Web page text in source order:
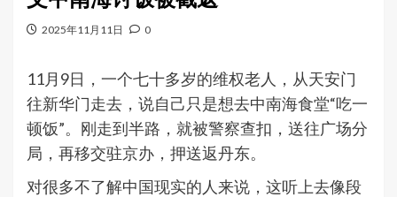
2025年11月11日 0
11月9日，一个七十多岁的维权老人，从天安门
往新华门走去，说自己只是想去中南海食堂“吃一
顿饭”。刚走到半路，就被警察查扣，送往广场分
局，再移交驻京办，押送返丹东。
对很多不了解中国现实的人来说，这听上去像段